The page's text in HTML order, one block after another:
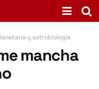
y astrobiología
mancha